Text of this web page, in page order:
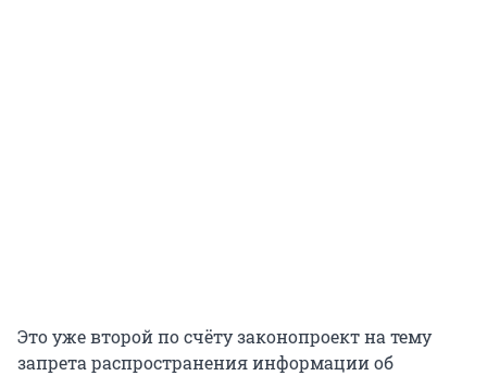
Это уже второй по счёту законопроект на тему
запрета распространения информации об